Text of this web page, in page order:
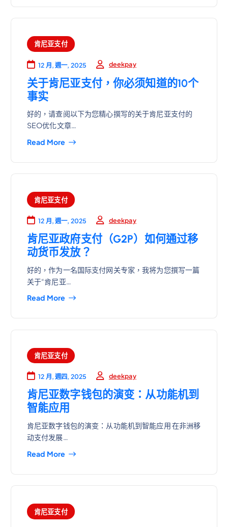
肯尼亚支付
12 月, 週一, 2025 deekpay
关于肯尼亚支付，你必须知道的10个
事实
好的，请查阅以下为您精心撰写的关于肯尼亚支付的
SEO优化文章…
Read More
肯尼亚支付
12 月, 週一, 2025 deekpay
肯尼亚政府支付（G2P）如何通过移
动货币发放？
好的，作为一名国际支付网关专家，我将为您撰写一篇
关于“肯尼亚…
Read More
肯尼亚支付
12 月, 週四, 2025 deekpay
肯尼亚数字钱包的演变：从功能机到
智能应用
肯尼亚数字钱包的演变：从功能机到智能应用 在非洲移
动支付发展…
Read More
肯尼亚支付